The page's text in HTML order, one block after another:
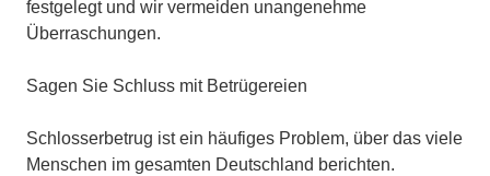
festgelegt und wir vermeiden unangenehme
Überraschungen.
Sagen Sie Schluss mit Betrügereien
Schlosserbetrug ist ein häufiges Problem, über das viele
Menschen im gesamten Deutschland berichten.